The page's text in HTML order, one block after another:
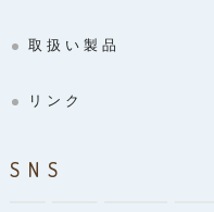
取扱い製品
リンク
SNS